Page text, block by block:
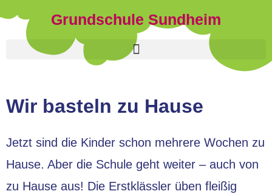
Grundschule Sundheim
Wir basteln zu Hause
Jetzt sind die Kinder schon mehrere Wochen zu
Hause. Aber die Schule geht weiter – auch von
zu Hause aus! Die Erstklässler üben fleißig